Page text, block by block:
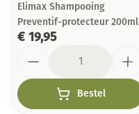
Elimax Shampooing
Preventif-protecteur 200ml
€ 19,95
Bestel